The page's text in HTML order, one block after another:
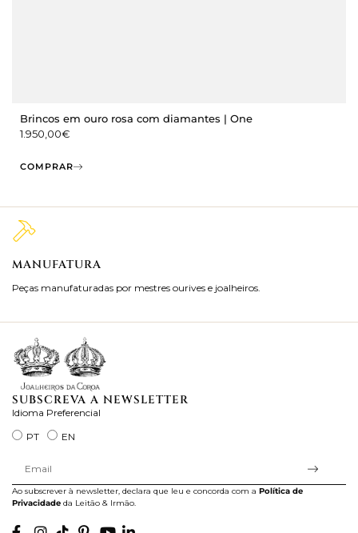
Brincos em ouro rosa com diamantes | One
1.950,00€
COMPRAR
MANUFATURA
Peças manufaturadas por mestres ourives e joalheiros.
SUBSCREVA A NEWSLETTER
Idioma Preferencial
PT
EN
Ao subscrever à newsletter, declara que leu e concorda com a Política de
Privacidade da Leitão & Irmão.